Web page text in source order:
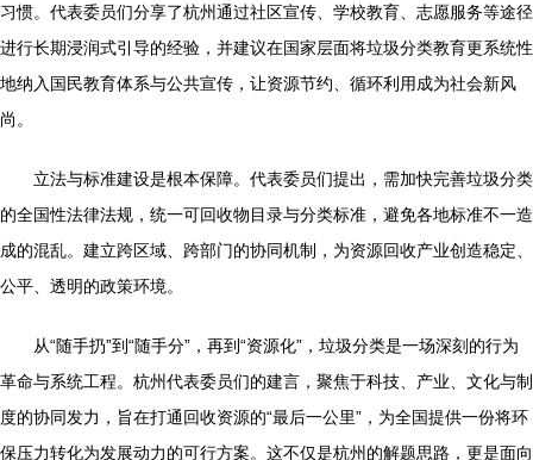
习惯。代表委员们分享了杭州通过社区宣传、学校教育、志愿服务等途径
进行长期浸润式引导的经验，并建议在国家层面将垃圾分类教育更系统性
地纳入国民教育体系与公共宣传，让资源节约、循环利用成为社会新风
尚。
立法与标准建设是根本保障。代表委员们提出，需加快完善垃圾分类
的全国性法律法规，统一可回收物目录与分类标准，避免各地标准不一造
成的混乱。建立跨区域、跨部门的协同机制，为资源回收产业创造稳定、
公平、透明的政策环境。
从“随手扔”到“随手分”，再到“资源化”，垃圾分类是一场深刻的行为
革命与系统工程。杭州代表委员们的建言，聚焦于科技、产业、文化与制
度的协同发力，旨在打通回收资源的“最后一公里”，为全国提供一份将环
保压力转化为发展动力的可行方案。这不仅是杭州的解题思路，更是面向